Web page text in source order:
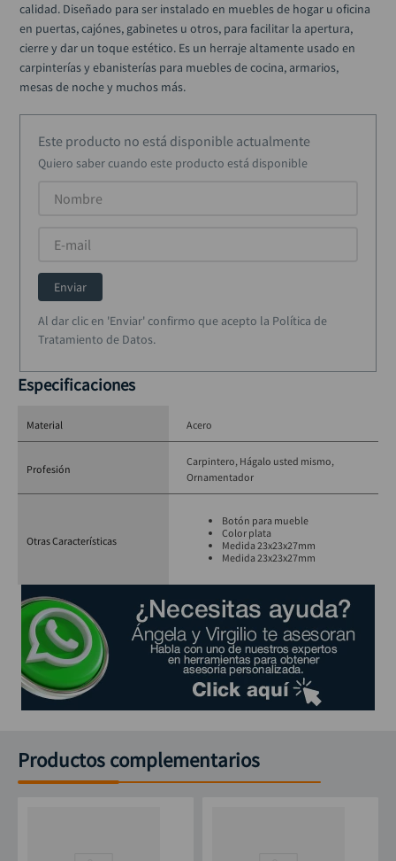
calidad. Diseñado para ser instalado en muebles de hogar u oficina
en puertas, cajónes, gabinetes u otros, para facilitar la apertura,
cierre y dar un toque estético. Es un herraje altamente usado en
carpinterías y ebanisterías para muebles de cocina, armarios,
mesas de noche y muchos más.
Este producto no está disponible actualmente
Quiero saber cuando este producto está disponible
Enviar
Al dar clic en 'Enviar' confirmo que acepto la Política de
Tratamiento de Datos.
Especificaciones
Material Acero
Profesión
Carpintero Hágalo usted mismo
Ornamentador
Otras Características
Botón para mueble
Color plata
Medida 23x23x27mm
Medida 23x23x27mm
Productos complementarios
rodachina